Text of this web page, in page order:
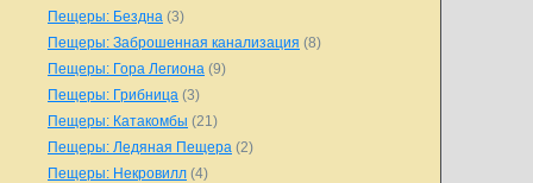
Пещеры: Бездна (3)
Пещеры: Заброшенная канализация (8)
Пещеры: Гора Легиона (9)
Пещеры: Грибница (3)
Пещеры: Катакомбы (21)
Пещеры: Ледяная Пещера (2)
Пещеры: Некровилл (4)